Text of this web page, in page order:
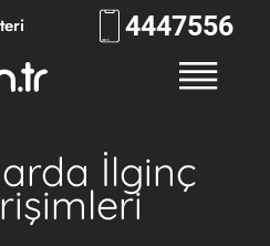
444RKLM
İlginç